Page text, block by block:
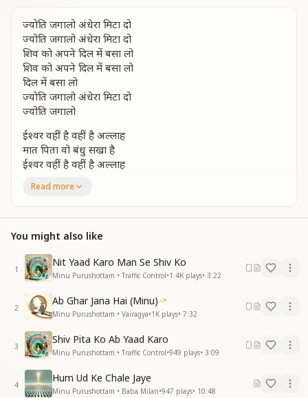
ज्योति जगालो अंधेरा मिटा दो
ज्योति जगालो अंधेरा मिटा दो
शिव को अपने दिल में बसा लो
शिव को अपने दिल में बसा लो
दिल में बसा लो
ज्योति जगालो अंधेरा मिटा दो
ज्योति जगालो
ईश्वर वहीं है वहीं है अल्लाह
मात पिता वो बंधु सखा है
ईश्वर वहीं है वहीं है अल्लाह
उनसे ही अपना ऊ ओ ओ ओ ओ
जीवन को अपने धन्य बना लो
ज्योति जगालो अंधेरा मिटा दो
ज्योति जगालो
परवाने बन उस शमा पे जलेंगे
श्रीमत पर चलकर पावन बनेंगे
परवाने बन उस शमा पे जलेंगे
श्रीमत पर चलकर पावन बनेंगे
दिव्य गुणों से ओ ओ ओ ओ ओ
जीवन सजालो
घर घर को सुंदर स्वर्ग बना लो
ज्योति जगालो अंधेरा मिटा दो
ज्योति जगालो
Read more
You might also like
1
Nit Yaad Karo Man Se Shiv Ko
Minu Purushottam • Traffic Control•1.4K plays• 3:22
2
Ab Ghar Jana Hai (Minu)
Minu Purushottam • Vairagya•1K plays• 7:32
3
Shiv Pita Ko Ab Yaad Karo
Minu Purushottam • Traffic Control•949 plays• 3:09
4
Hum Ud Ke Chale Jaye
Minu Purushottam • Baba Milan•947 plays• 10:48